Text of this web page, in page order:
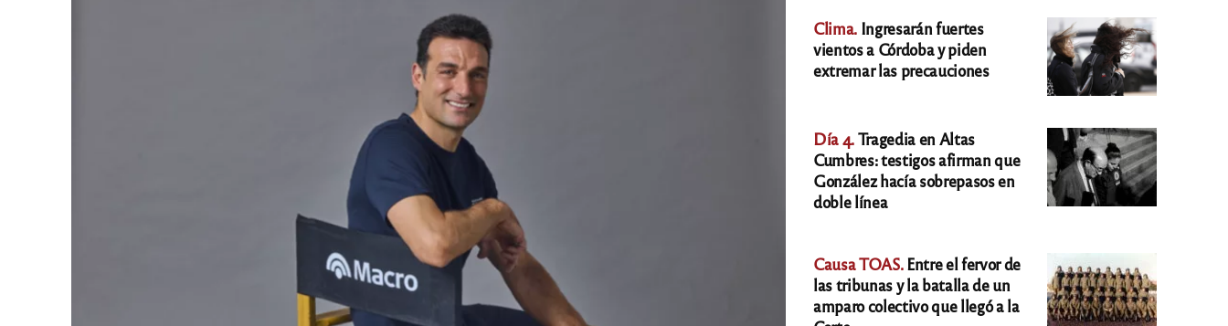
Clima. Ingresarán fuertes
vientos a Córdoba y piden
extremar las precauciones
Día 4.Tragedia en Altas
Cumbres: testigos afirman que
González hacía sobrepasos en
doble línea
Causa TOAS.Entre el fervor de
las tribunas y la batalla de un
amparo colectivo que llegó a la